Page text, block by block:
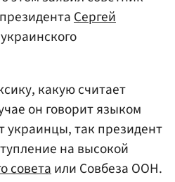
Сергей
какую считает
он говорит языком
украинцы, так президент
на высокой
советаили Совбеза ООН.